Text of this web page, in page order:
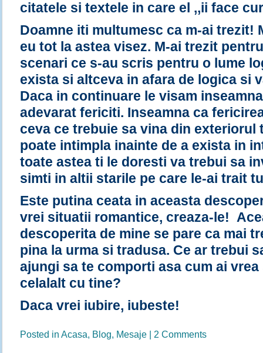
citatele si textele in care el ,,ii face
Doamne iti multumesc ca m-ai trezit!
eu tot la astea visez. M-ai trezit
scenari ce s-au scris pentru o lume
exista si altceva in afara de logica si
Daca in continuare le visam
adevarat fericiti. Inseamna ca
ceva ce trebuie sa vina din exteriorul
poate intimpla inainte de a exista in
toate astea ti le doresti va trebui sa
simti in altii starile pe care le-ai trait
Este putina ceata in aceasta
vrei situatii romantice, creaza-le!
descoperita de mine se pare ca mai
pina la urma si tradusa. Ce ar trebui
ajungi sa te comporti asa cum ai
celalalt cu tine?
Daca vrei iubire, iubeste!
Posted in Acasa, Blog, Mesaje | 2 Comments